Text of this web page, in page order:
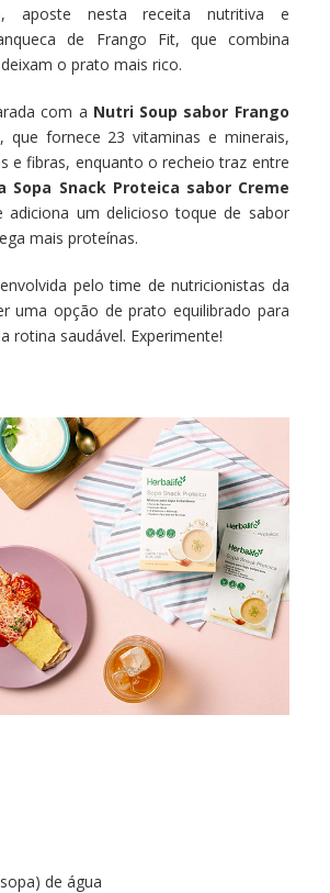
aposte nesta receita nutritiva e
de Frango Fit, que combina
o prato mais rico.
com a Nutri Soup sabor Frango
que fornece 23 vitaminas e minerais,
e fibras, enquanto o recheio traz entre
Sopa Snack Proteica sabor Creme
adiciona um delicioso toque de sabor
mais proteínas.
pelo time de nutricionistas da
uma opção de prato equilibrado para
rotina saudável. Experimente!
de água